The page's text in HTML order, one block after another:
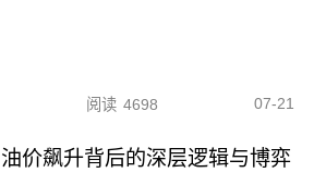
阅读 4698 07-21
油价飙升背后的深层逻辑与博弈